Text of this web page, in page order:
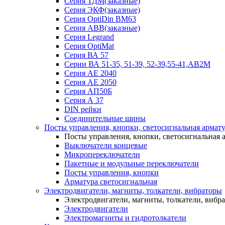
Серия ЭКФ(заказные)
Серия OptiDin BM63
Серия АВВ(заказные)
Серия Legrand
Серия OptiMat
Серия ВА 57
Серии ВА 51-35, 51-39, 52-39,55-41,АВ2М
Серия АЕ 2040
Серия АЕ 2050
Серия АП50Б
Серия А 37
DIN рейки
Соединительные шины
Посты управления, кнопки, светосигнальная
Посты управления, кнопки, светосигнальная
Выключатели концевые
Микропереключатели
Пакетные и модульные переключатели
Посты управления, кнопки
Арматура светосигнальная
Электродвигатели, магниты, толкатели, вибраторы
Электродвигатели, магниты, толкатели,
Электродвигатели
Электромагниты и гидротолкатели